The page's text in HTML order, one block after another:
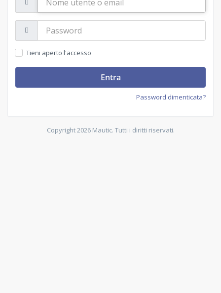
utente
o
email
Tieni aperto l'accesso
Entra
Password dimenticata?
Copyright 2026 Mautic. Tutti i diritti riservati.